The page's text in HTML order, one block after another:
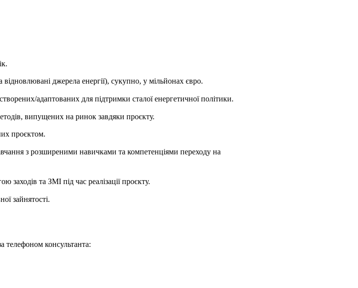
відновлювані джерела енергії), сукупно, у мільйонах євро.
адаптованих для підтримки сталої енергетичної політики.
випущених на ринок завдяки проєкту.
проєктом.
з розширеними навичками та компетенціями переходу на
заходів та ЗМІ під час реалізації проєкту.
зайнятості.
телефоном консультанта: